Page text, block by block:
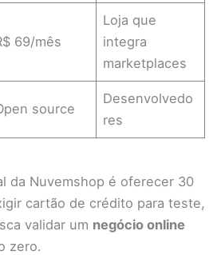
69/mês
Loja que
integra
marketplaces
source
Desenvolvedo
res
da Nuvemshop é oferecer 30
cartão de crédito para teste,
validar um negócio online
zero.